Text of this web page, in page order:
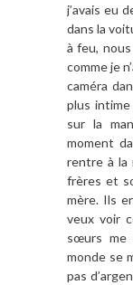
j’avais eu
dans la
à feu,
comme je
caméra
plus
sur la
moment
rentre à la
frères et
mère. Ils
veux voir
sœurs
monde se
pas